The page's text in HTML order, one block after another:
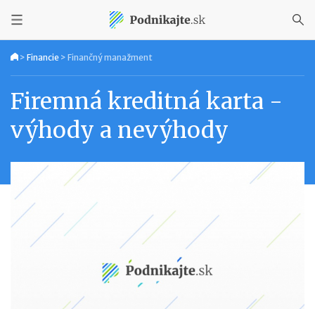
> Financie > Finančný manažment
Firemná kreditná karta -
výhody a nevýhody